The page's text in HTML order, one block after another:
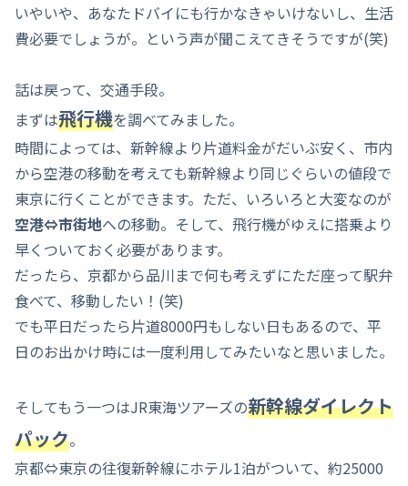
いやいや、あなたドバイにも行かなきゃいけないし、生活
費必要でしょうが。という声が聞こえてきそうですが(笑)
話は戻って、交通手段。
まずは飛行機を調べてみました。
時間によっては、新幹線より片道料金がだいぶ安く、市内
から空港の移動を考えても新幹線より同じぐらいの値段で
東京に行くことができます。ただ、いろいろと大変なのが
空港⇔市街地への移動。そして、飛行機がゆえに搭乗より
早くついておく必要があります。
だったら、京都から品川まで何も考えずにただ座って駅弁
食べて、移動したい！(笑)
でも平日だったら片道8000円もしない日もあるので、平
日のお出かけ時には一度利用してみたいなと思いました。
そしてもう一つはJR東海ツアーズの新幹線ダイレクト
パック。
京都⇔東京の往復新幹線にホテル1泊がついて、約25000